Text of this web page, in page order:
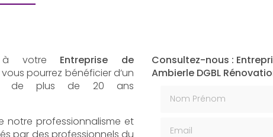
à votre Entreprise de
pourrez bénéficier d’un
de plus de 20 ans
notre professionnalisme et
Consultez-nous :
Ambierle DGBL